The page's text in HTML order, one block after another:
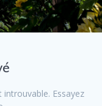
Essayez